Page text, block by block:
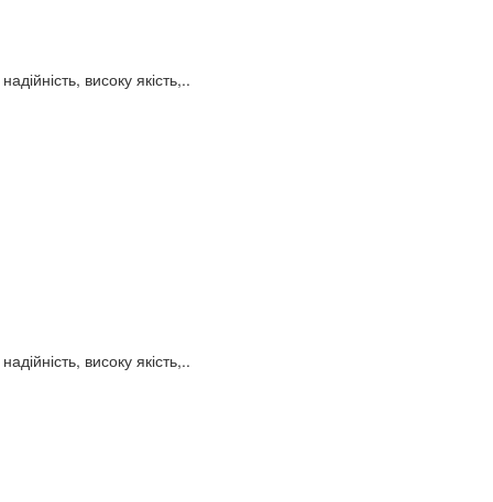
високу якість,..
високу якість,..